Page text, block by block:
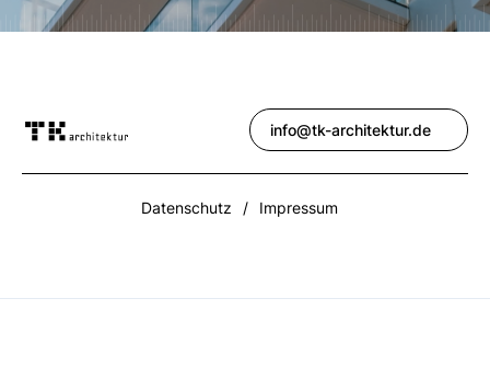
info@tk-architektur.de
Datenschutz / Impressum